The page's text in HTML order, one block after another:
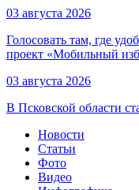
03 августа 2026
Голосовать там, где
проект «Мобильный
03 августа 2026
В Псковской области
Новости
Статьи
Фото
Видео